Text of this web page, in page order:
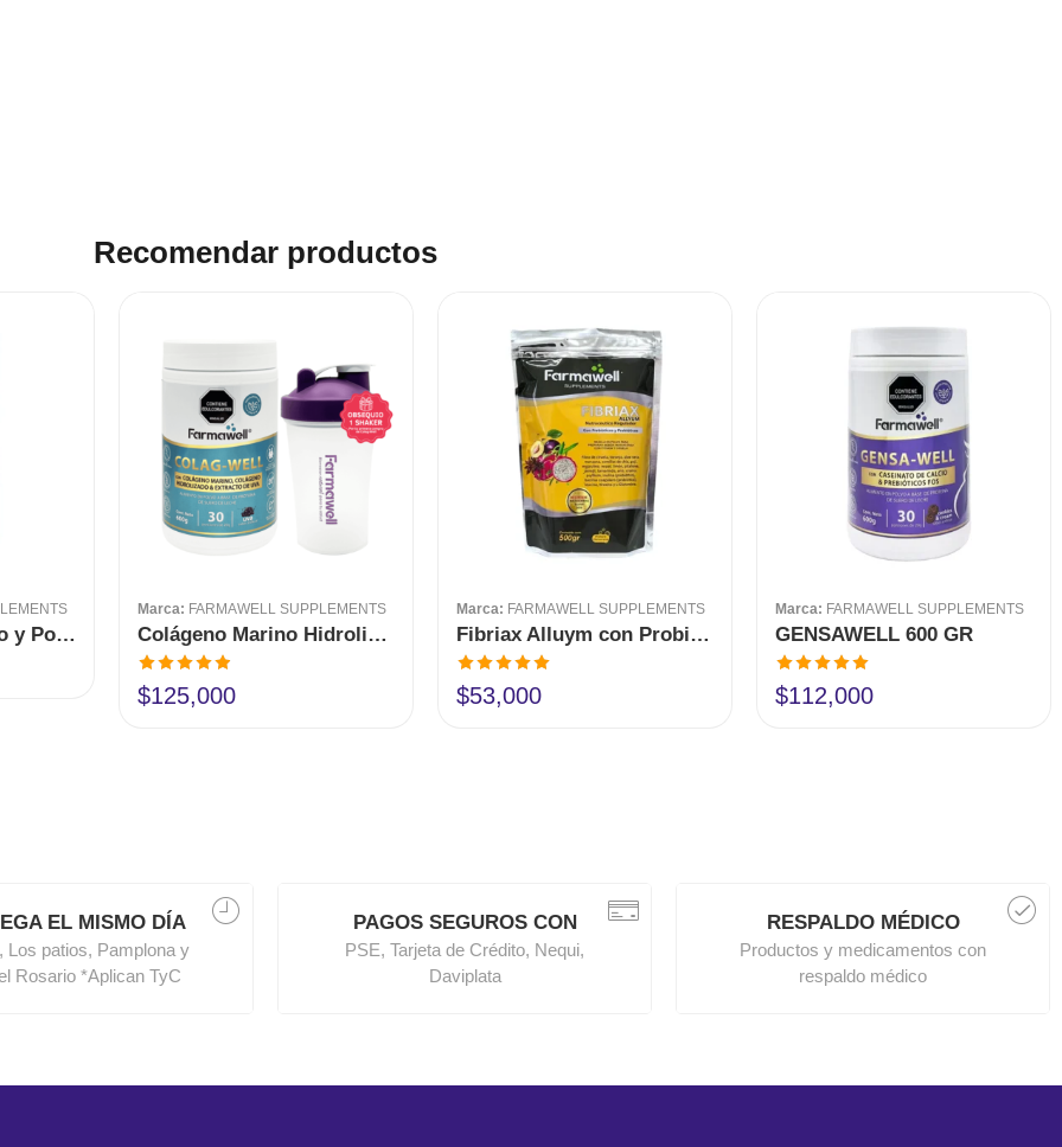
Recomendar productos
Citrato de Magnesio y Potasio 300 gr Farmawell
Marca: FARMAWELL SUPPLEMENTS
Colágeno Marino Hidrolizado con Resveratrol ColagWell 600 gr
Valorado en
4.90de 5
$125,000
Marca: FARMAWELL SUPPLEMENTS
Fibriax Alluym con Probióticos 500 gr
Valorado en
5.00de 5
$53,000
Marca: FARMAWELL SUPPLEMENTS
GENSAWELL 600 GR
Valorado en
5.00de 5
$112,000
EL MISMO DÍA
Los patios, Pamplona y
Rosario *Aplican TyC
PAGOS SEGUROS CON
PSE, Tarjeta de Crédito, Nequi,
Daviplata
RESPALDO MÉDICO
Productos y medicamentos con
respaldo médico